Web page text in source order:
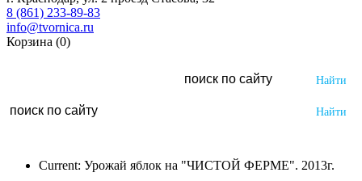
8 (861) 233-89-83
info@tvornica.ru
Корзина (0)
Current: Урожай яблок на "ЧИСТОЙ ФЕРМЕ". 2013г.